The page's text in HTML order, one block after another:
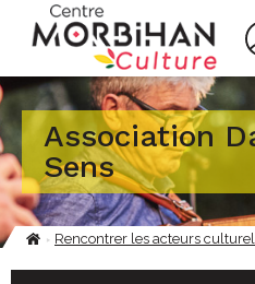
contenu
Association
Sens
Fil
Rencontrer les acteurs
Panneau de gestion des cookies